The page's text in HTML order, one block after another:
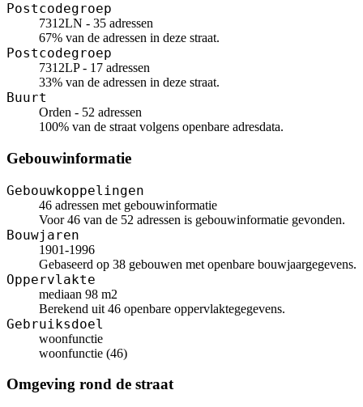
Postcodegroep
7312LN - 35 adressen
67% van de adressen in deze straat.
Postcodegroep
7312LP - 17 adressen
33% van de adressen in deze straat.
Buurt
Orden - 52 adressen
100% van de straat volgens openbare adresdata.
Gebouwinformatie
Gebouwkoppelingen
46 adressen met gebouwinformatie
Voor 46 van de 52 adressen is gebouwinformatie gevonden.
Bouwjaren
1901-1996
Gebaseerd op 38 gebouwen met openbare bouwjaargegevens.
Oppervlakte
mediaan 98 m2
Berekend uit 46 openbare oppervlaktegegevens.
Gebruiksdoel
woonfunctie
woonfunctie (46)
Omgeving rond de straat